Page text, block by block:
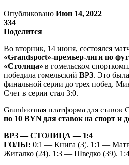
Опубликовано Июн 14, 2022
334
Поделится
Во вторник, 14 июня, состоялся
«Grandsport»-премьер-лиги по
«Столица» в гомельском
победила гомельский ВРЗ. Это была
финальной серии до трех побед.
Счет в серии стал 3:0.
Grandиозная платформа для ставок
по 10 BYN для ставок на спорт и
ВРЗ — СТОЛИЦА — 1:4
ГОЛЫ: 0:1 — Книга (3). 1:1 —
Жигалко (24). 1:3 — Шведко (39).